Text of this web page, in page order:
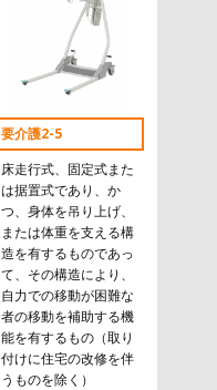
要介護2-5
床走行式、固定式また
は据置式であり、か
つ、身体を吊り上げ、
または体重を支える構
造を有するものであっ
て、その構造により、
自力での移動が困難な
者の移動を補助する機
能を有するもの（取り
付けに住宅の改修を伴
うものを除く）